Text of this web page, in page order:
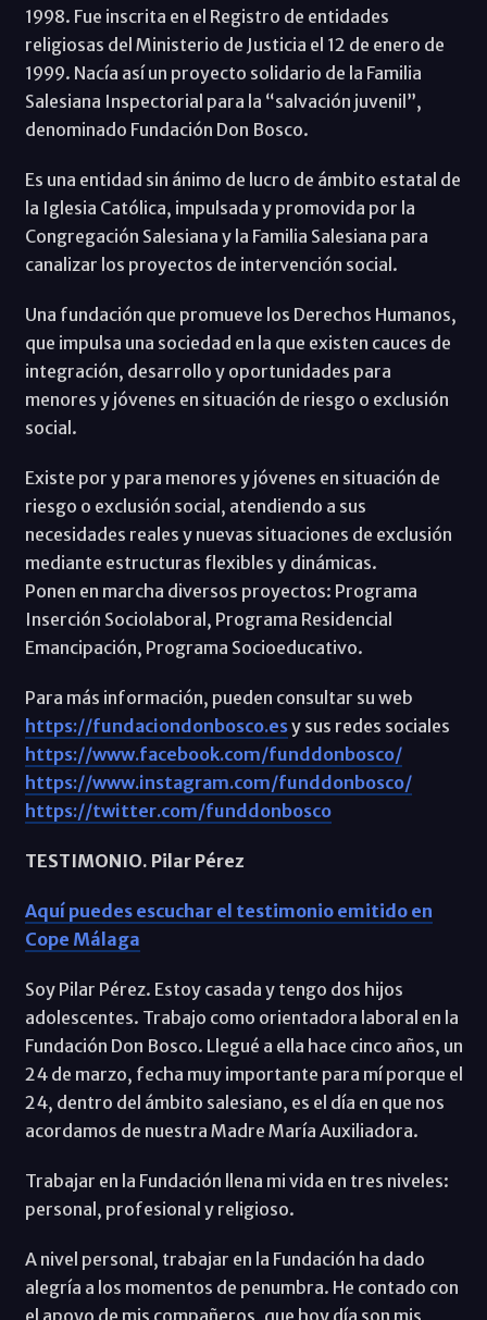
1998. Fue inscrita en el Registro de entidades
religiosas del Ministerio de Justicia el 12 de enero de
1999. Nacía así un proyecto solidario de la Familia
Salesiana Inspectorial para la “salvación juvenil”,
denominado Fundación Don Bosco.
Es una entidad sin ánimo de lucro de ámbito estatal de
la Iglesia Católica, impulsada y promovida por la
Congregación Salesiana y la Familia Salesiana para
canalizar los proyectos de intervención social.
Una fundación que promueve los Derechos Humanos,
que impulsa una sociedad en la que existen cauces de
integración, desarrollo y oportunidades para
menores y jóvenes en situación de riesgo o exclusión
social.
Existe por y para menores y jóvenes en situación de
riesgo o exclusión social, atendiendo a sus
necesidades reales y nuevas situaciones de exclusión
mediante estructuras flexibles y dinámicas.
Ponen en marcha diversos proyectos: Programa
Inserción Sociolaboral, Programa Residencial
Emancipación, Programa Socioeducativo.
Para más información, pueden consultar su web
https://fundaciondonbosco.esy sus redes sociales
https://www.facebook.com/funddonbosco/
https://www.instagram.com/funddonbosco/
https://twitter.com/funddonbosco
TESTIMONIO. Pilar Pérez
Aquí puedes escuchar el testimonio emitido en
Cope Málaga
Soy Pilar Pérez. Estoy casada y tengo dos hijos
adolescentes. Trabajo como orientadora laboral en la
Fundación Don Bosco. Llegué a ella hace cinco años, un
24 de marzo, fecha muy importante para mí porque el
24, dentro del ámbito salesiano, es el día en que nos
acordamos de nuestra Madre María Auxiliadora.
Trabajar en la Fundación llena mi vida en tres niveles:
personal, profesional y religioso.
A nivel personal, trabajar en la Fundación ha dado
alegría a los momentos de penumbra. He contado con
el apoyo de mis compañeros, que hoy día son mis